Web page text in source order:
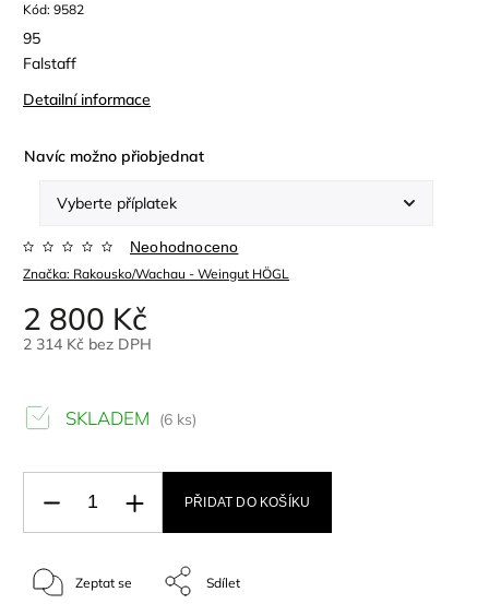
Kód: 9582
95
Falstaff
Detailní informace
Navíc možno přiobjednat
Značka: Rakousko/Wachau - Weingut HÖGL
Neohodnoceno
2 800 Kč
2 314 Kč bez DPH
SKLADEM (6 ks)
PŘIDAT DO KOŠÍKU
Zeptat se Sdílet